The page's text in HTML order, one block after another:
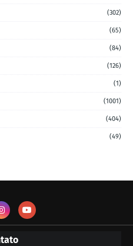
(302)
(65)
(84)
(126)
(1)
(1001)
(404)
(49)